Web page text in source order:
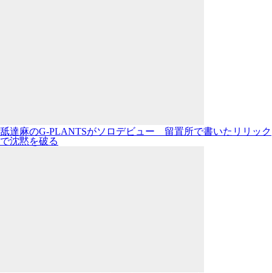
舐達麻のG-PLANTSがソロデビュー 留置所で書いたリリック
で沈黙を破る